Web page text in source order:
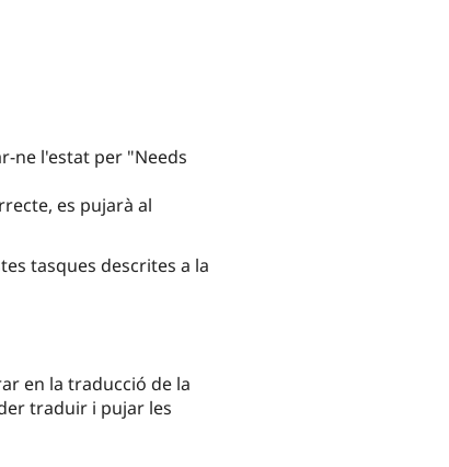
ne l'estat per "Needs
es pujarà al
tasques descrites a la
en la traducció de la
traduir i pujar les